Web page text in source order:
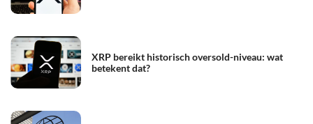
XRP bereikt historisch oversold-niveau: wat
betekent dat?